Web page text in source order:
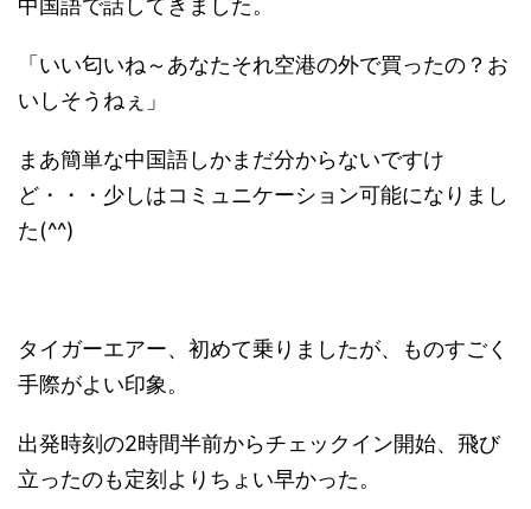
中国語で話してきました。
「いい匂いね～あなたそれ空港の外で買ったの？お
いしそうねぇ」
まあ簡単な中国語しかまだ分からないですけ
ど・・・少しはコミュニケーション可能になりまし
た(^^)
タイガーエアー、初めて乗りましたが、ものすごく
手際がよい印象。
出発時刻の2時間半前からチェックイン開始、飛び
立ったのも定刻よりちょい早かった。